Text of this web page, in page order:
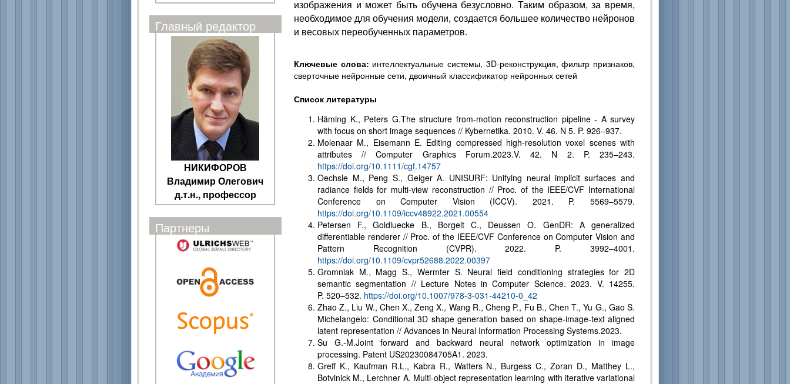
Главный редактор
НИКИФОРОВ
Владимир Олегович
д.т.н., профессор
Партнеры
изображения и может быть обучена безусловно. Таким образом, за время,
необходимое для обучения модели, создается большее количество нейронов
и весовых переобученных параметров.
Ключевые слова: интеллектуальные системы, 3D-реконструкция, фильтр признаков,
сверточные нейронные сети, двоичный классификатор нейронных сетей
Список литературы
Häming K., Peters G.The structure from-motion reconstruction pipeline - A survey
with focus on short image sequences // Kybernetika. 2010. V. 46. N 5. P. 926–937.
Molenaar M., Eisemann E. Editing compressed high-resolution voxel scenes with
attributes // Computer Graphics Forum.2023.V. 42. N 2. P. 235–243.
https://doi.org/10.1111/cgf.14757
Oechsle M., Peng S., Geiger A. UNISURF: Unifying neural implicit surfaces and
radiance fields for multi-view reconstruction // Proc. of the IEEE/CVF International
Conference on Computer Vision (ICCV). 2021. P. 5569–5579.
https://doi.org/10.1109/iccv48922.2021.00554
Petersen F., Goldluecke B., Borgelt C., Deussen O. GenDR: A generalized
differentiable renderer // Proc. of the IEEE/CVF Conference on Computer Vision and
Pattern Recognition (CVPR). 2022. P. 3992–4001.
https://doi.org/10.1109/cvpr52688.2022.00397
Gromniak M., Magg S., Wermter S. Neural field conditioning strategies for 2D
semantic segmentation // Lecture Notes in Computer Science. 2023. V. 14255.
P. 520–532. https://doi.org/10.1007/978-3-031-44210-0_42
Zhao Z., Liu W., Chen X., Zeng X., Wang R., Cheng P., Fu B., Chen T., Yu G., Gao S.
Michelangelo: Conditional 3D shape generation based on shape-image-text aligned
latent representation // Advances in Neural Information Processing Systems.2023.
Su G.-M.Joint forward and backward neural network optimization in image
processing. Patent US20230084705A1. 2023.
Greff K., Kaufman R.L., Kabra R., Watters N., Burgess C., Zoran D., Matthey L.,
Botvinick M., Lerchner A. Multi-object representation learning with iterative variational